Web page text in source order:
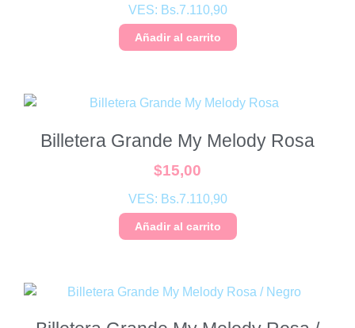
VES: Bs.7.110,90
Añadir al carrito
Billetera Grande My Melody Rosa
$15,00
VES: Bs.7.110,90
Añadir al carrito